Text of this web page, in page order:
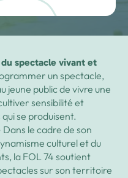
La vie associative de la FOL 74
et Citoyenne
éducative »
Voir toutes les formations
spectacle vivant et
un spectacle,
jeune public de vivre une
sensibilité et
se produisent.
Dans le cadre de son
culturel et du
la FOL 74 soutient
sur son territoire